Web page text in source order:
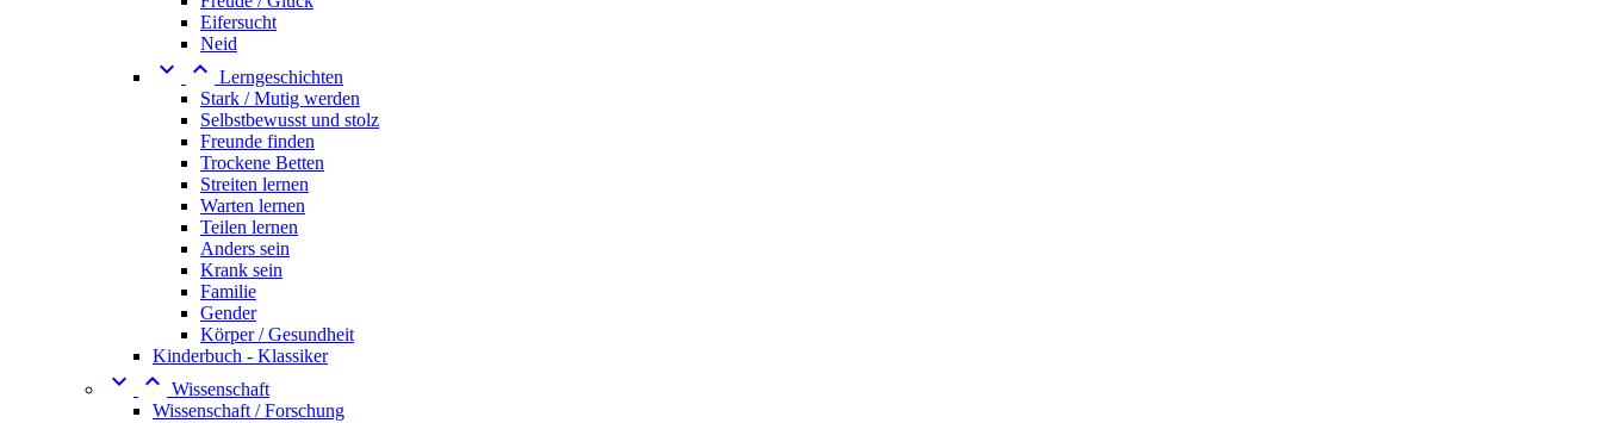
Eifersucht
Neid
  Lerngeschichten
Stark / Mutig werden
Selbstbewusst und stolz
Freunde finden
Trockene Betten
Streiten lernen
Warten lernen
Teilen lernen
Anders sein
Krank sein
Familie
Gender
Körper / Gesundheit
Kinderbuch - Klassiker
  Wissenschaft
Wissenschaft / Forschung